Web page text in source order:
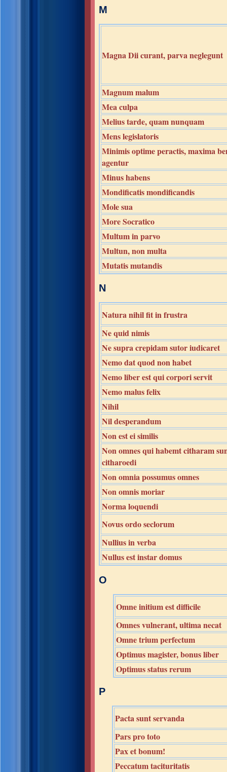
M
Magna Dii curant, parva neglegunt
Magnum malum
Mea culpa
Melius tarde, quam nunquam
Mens legislatoris
Minimis optime peractis, maxima
agentur
Minus habens
Mondificatis mondificandis
Mole sua
More Socratico
Multum in parvo
Multun, non multa
Mutatis mutandis
N
Natura nihil fit in frustra
Ne quid nimis
Ne supra crepidam sutor iudicaret
Nemo dat quod non habet
Nemo liber est qui corpori servit
Nemo malus felix
Nihil
Nil desperandum
Non est ei similis
Non omnes qui habemt citharam
citharoedi
Non omnia possumus omnes
Non omnis moriar
Norma loquendi
Novus ordo seclorum
Nullius in verba
Nullus est instar domus
O
Omne initium est difficile
Omnes vulnerant, ultima necat
Omne trium perfectum
Optimus magister, bonus liber
Optimus status rerum
P
Pacta sunt servanda
Pars pro toto
Pax et bonum!
Peccatum tacituritatis